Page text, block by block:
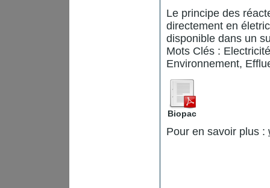
Le principe des
directement en
disponible dans un
Mots Clés :
Environnement,
Biopac
Pour en savoir plus :